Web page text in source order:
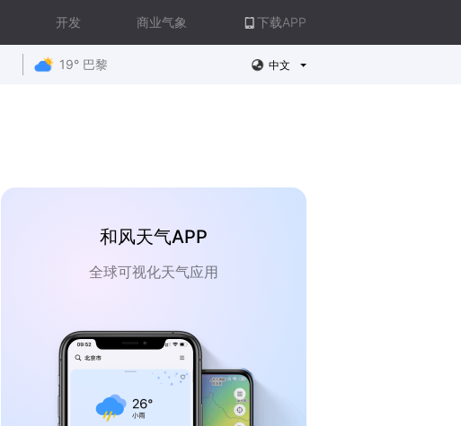
开发 商业气象 下载APP
19° 巴黎 中文
和风天气APP
全球可视化天气应用